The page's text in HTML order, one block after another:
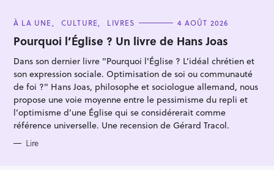
C
T
E
O
I
E
S
À LA UNE CULTURE LIVRES 4 AOÛT 2026
Pourquoi l’Église ? Un livre de Hans Joas
Dans son dernier livre "Pourquoi l'Église ? L’idéal chrétien et
son expression sociale. Optimisation de soi ou communauté
de foi ?" Hans Joas, philosophe et sociologue allemand, nous
propose une voie moyenne entre le pessimisme du repli et
l’optimisme d’une Église qui se considérerait comme
référence universelle. Une recension de Gérard Tracol.
Lire